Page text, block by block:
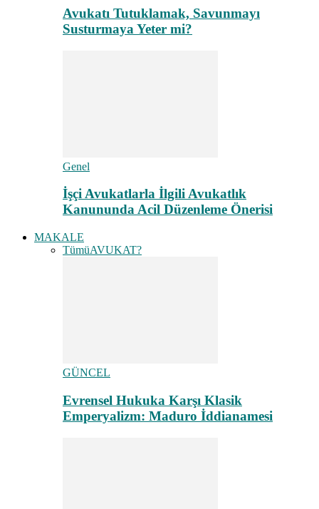
Avukatı Tutuklamak, Savunmayı
Susturmaya Yeter mi?
Genel
İşçi Avukatlarla İlgili Avukatlık
Kanununda Acil Düzenleme Önerisi
MAKALE
TümüAVUKAT?
GÜNCEL
Evrensel Hukuka Karşı Klasik
Emperyalizm: Maduro İddianamesi